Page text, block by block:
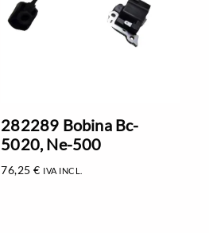
282289 Bobina Bc-
5020, Ne-500
76,25€ IVA INCL.